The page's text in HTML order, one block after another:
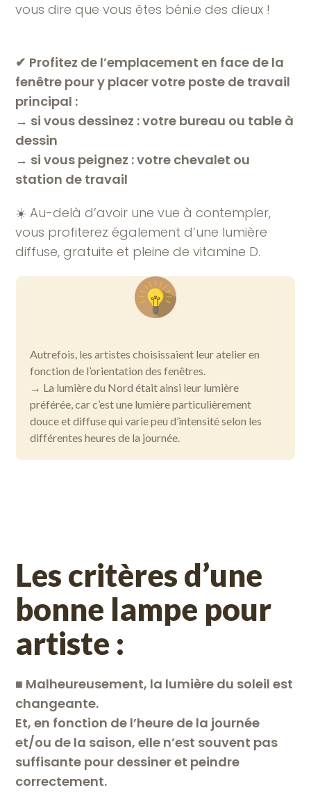
vous dire que vous êtes béni.e des dieux !
✔︎ Profitez de l’emplacement en face de la
fenêtre pour y placer votre poste de travail
principal :
→ si vous dessinez : votre bureau ou table à
dessin
→ si vous peignez : votre chevalet ou
station de travail
☀️ Au-delà d’avoir une vue à contempler,
vous profiterez également d’une lumière
diffuse, gratuite et pleine de vitamine D.
Autrefois, les artistes choisissaient leur atelier en
fonction de l’orientation des fenêtres.
→ La lumière du Nord était ainsi leur lumière
préférée, car c’est une lumière particulièrement
douce et diffuse qui varie peu d’intensité selon les
différentes heures de la journée.
Les critères d’une
bonne lampe pour
artiste :
■ Malheureusement, la lumière du soleil est
changeante.
Et, en fonction de l’heure de la journée
et/ou de la saison, elle n’est souvent pas
suffisante pour dessiner et peindre
correctement.